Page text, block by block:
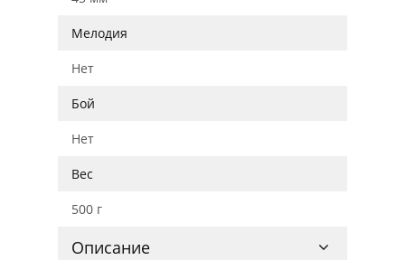
Мелодия
Нет
Бой
Нет
Вес
500 г
Описание